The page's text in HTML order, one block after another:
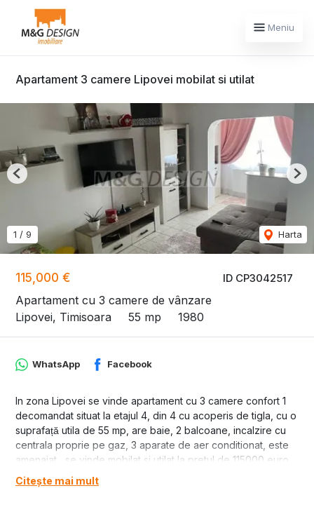
Meniu
Apartament 3 camere Lipovei mobilat si utilat
ID CP3042517
115,000 €
Apartament cu 3 camere de vânzare
Lipovei, Timisoara
55 mp 1980
1 / 9 Harta
Previous
WhatsApp Facebook
In zona Lipovei se vinde apartament cu 3 camere confort 1
decomandat situat la etajul 4, din 4 cu acoperis de tigla, cu o
suprafață utila de 55 mp, are baie, 2 balcoane, incalzire cu
centrala proprie pe gaz, 3 aparate de aer conditionat, este
amenajat , se vinde mobilat si utilat la pretul de 115000 euro.
Citește mai mult